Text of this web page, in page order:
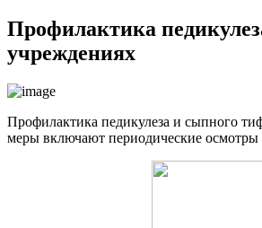
Профилактика
учреждениях
Профилактика педикулеза и сыпного
меры включают периодические осмотры